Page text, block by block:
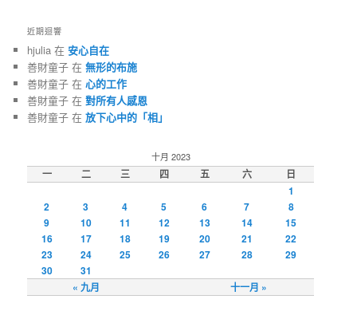
近期迴響
hjulia 在安心自在
善財童子 在無形的布施
善財童子 在心的工作
善財童子 在對所有人感恩
善財童子 在放下心中的「相」
十月 2023
一 二 三 四 五 六 日
« 九月 十一月 »
1
2
3 4 5 6 7
8
9
10 11 12 13 14
15
16
17 18 19 20 21
22
23
24 25 26 27 28
29
30
31